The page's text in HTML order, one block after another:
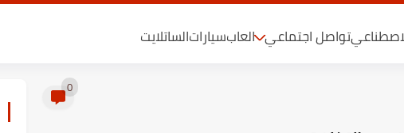
تواصل اجتماعي العابسياراتالساتلايت
0